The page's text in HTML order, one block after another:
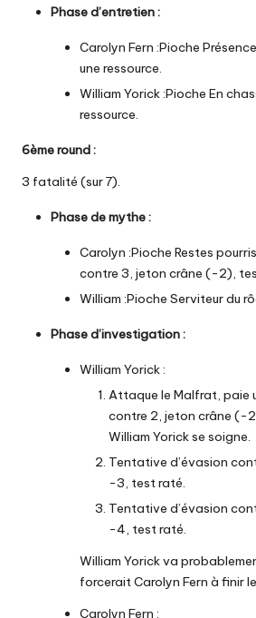
Phase d’entretien :
Carolyn Fern :Pioche
une ressource.
William Yorick :Pioche En
ressource.
6ème round:
3 fatalité (sur 7).
Phase de mythe:
Carolyn :Pioche Restes
contre 3, jeton crâne (-2),
William :Pioche Serviteur du
Phase d’investigation :
William Yorick :
Attaque le Malfrat, paie
contre 2, jeton crâne (-
William Yorick se soigne.
Tentative d’évasion
-3, test raté.
Tentative d’évasion
-4, test raté.
William Yorick va
forcerait Carolyn Fern à finir
Carolyn Fern :